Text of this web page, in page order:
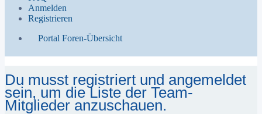
Anmelden
Registrieren
Portal Foren-Übersicht
Du musst registriert und angemeldet
sein, um die Liste der Team-
Mitglieder anzuschauen.